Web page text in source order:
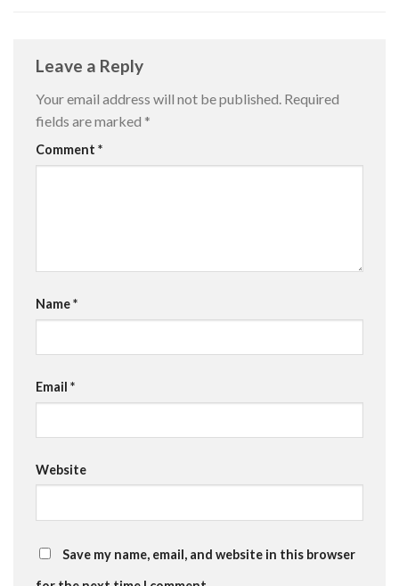
Leave a Reply
Your email address will not be published. Required
fields are marked *
Comment *
Name*
Email *
Website
Save my name, email, and website in this browser